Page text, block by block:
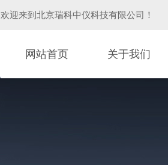
欢迎来到 北京瑞科中仪科技有限公司 ！
网站首页 关于我们